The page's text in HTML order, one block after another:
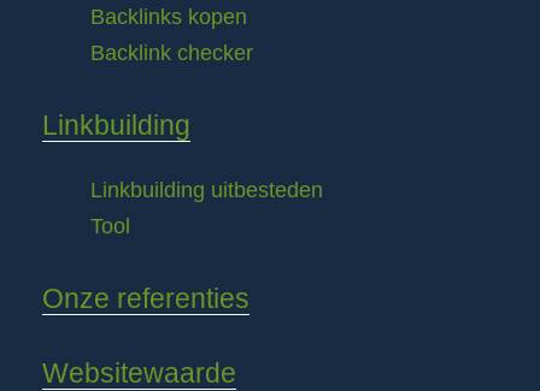
Backlinks kopen
Backlink checker
Linkbuilding
Linkbuilding uitbesteden
Tool
Onze referenties
Websitewaarde